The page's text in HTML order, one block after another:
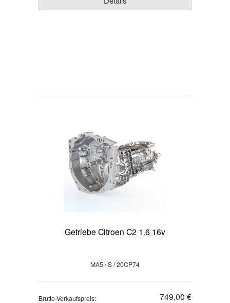
Getriebe Citroen C2 1.6 16v
MA5 / S / 20CP74
Brutto-Verkaufspreis: 749,00 €